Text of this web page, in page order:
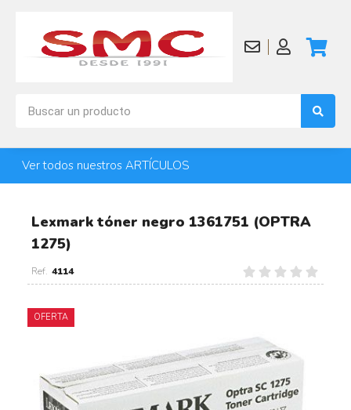
Ver todos nuestros ARTÍCULOS
Lexmark tóner negro 1361751 (OPTRA
1275)
4114
OFERTA